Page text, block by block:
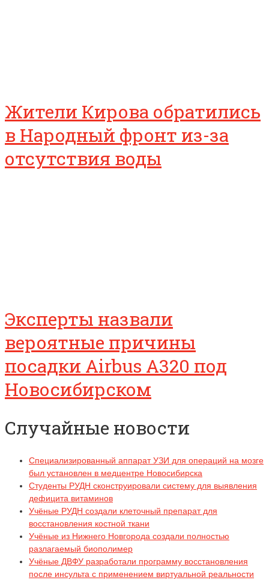
Жители Кирова обратились
в Народный фронт из-за
отсутствия воды
Эксперты назвали
вероятные причины
посадки Airbus А320 под
Новосибирском
Случайные новости
Специализированный аппарат УЗИ для операций на мозге
был установлен в медцентре Новосибирска
Студенты РУДН сконструировали систему для выявления
дефицита витаминов
Учёные РУДН создали клеточный препарат для
восстановления костной ткани
Учёные из Нижнего Новгорода создали полностью
разлагаемый биополимер
Учёные ДВФУ разработали программу восстановления
после инсульта с применением виртуальной реальности